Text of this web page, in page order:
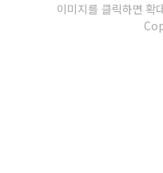
이미지를 클릭하면 확